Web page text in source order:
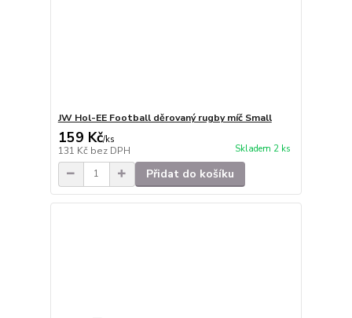
JW Hol-EE Football děrovaný rugby míč Small
159 Kč/ks
131 Kč bez DPH Skladem 2 ks
Přidat do košíku